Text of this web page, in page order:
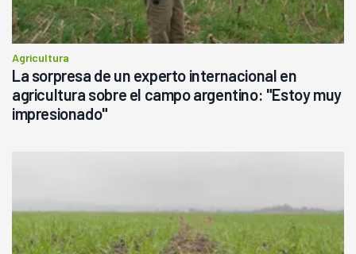
Agricultura
La sorpresa de un experto internacional en
agricultura sobre el campo argentino: "Estoy muy
impresionado"